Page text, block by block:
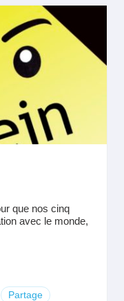
que nos cinq
avec le monde,
Partage